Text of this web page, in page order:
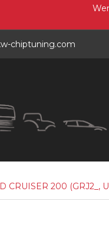
chiptuning.com
CRUISER 200 (GRJ2_,